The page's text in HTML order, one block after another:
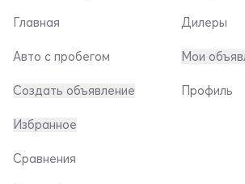
Главная
Авто с пробегом
Создать объявление
Дилеры
Мои
Профиль
Избранное
Сравнения